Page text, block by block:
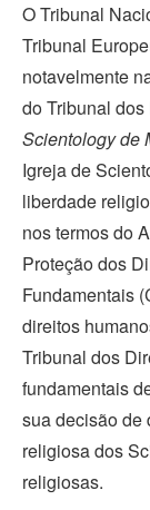
O Tribunal
Tribunal
notavelmente
do Tribunal
Scientology de
Igreja de
liberdade
nos termos do
Proteção dos
Fundamentais
direitos
Tribunal dos
fundamentais
sua decisão de
religiosa dos
religiosas.